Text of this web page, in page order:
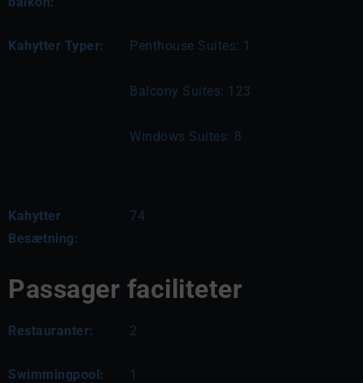
Kahytter Typer: Penthouse Suites: 1
Balcony Suites: 123
Windows Suites: 8
Kahytter
Besætning:
74
Passager faciliteter
Restauranter: 2
Swimmingpool: 1